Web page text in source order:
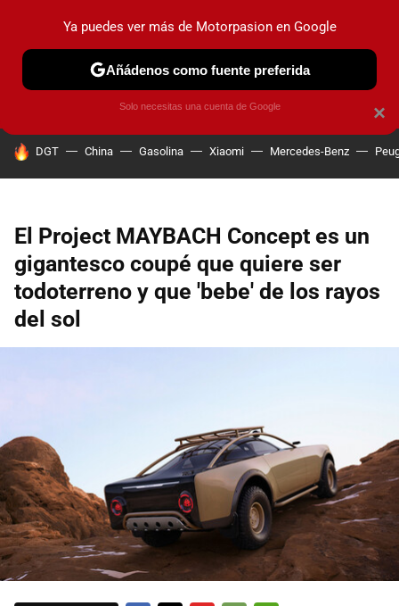
PRUEBAS COCHES ELÉCTRICOS OBSERVATORIO
HOY SE HABLA DE
DGT China Gasolina Xiaomi Mercedes-Benz
El Project MAYBACH Concept es un
gigantesco coupé que quiere ser
todoterreno y que 'bebe' de los rayos
del sol
×
Ya puedes ver más de Motorpasion en Google
Añádenos como fuente preferida
Solo necesitas una cuenta de Google